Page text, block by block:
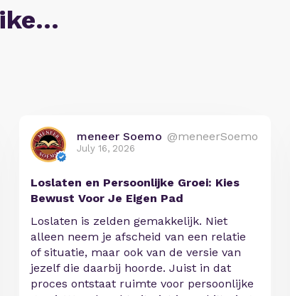
meneer Soemo @meneerSoemo
July 16, 2026
Loslaten en Persoonlijke Groei: Kies
Bewust Voor Je Eigen Pad
Loslaten is zelden gemakkelijk. Niet
alleen neem je afscheid van een relatie
of situatie, maar ook van de versie van
jezelf die daarbij hoorde. Juist in dat
proces ontstaat ruimte voor persoonlijke